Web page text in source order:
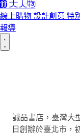
線上購物 設計創意 特
報導
誠品書店，臺灣大
日創辦於臺北市，